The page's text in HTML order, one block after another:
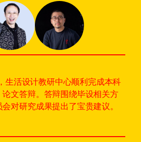
生活设计教研中心顺利完成本科
文答辩。答辩围绕毕设相关方
对研究成果提出了宝贵建议。